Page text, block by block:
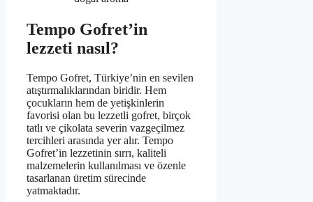
Tempo Gofret’in
lezzeti nasıl?
Tempo Gofret, Türkiye’nin en sevilen
atıştırmalıklarından biridir. Hem
çocukların hem de yetişkinlerin
favorisi olan bu lezzetli gofret, birçok
tatlı ve çikolata severin vazgeçilmez
tercihleri arasında yer alır. Tempo
Gofret’in lezzetinin sırrı, kaliteli
malzemelerin kullanılması ve özenle
tasarlanan üretim sürecinde
yatmaktadır.